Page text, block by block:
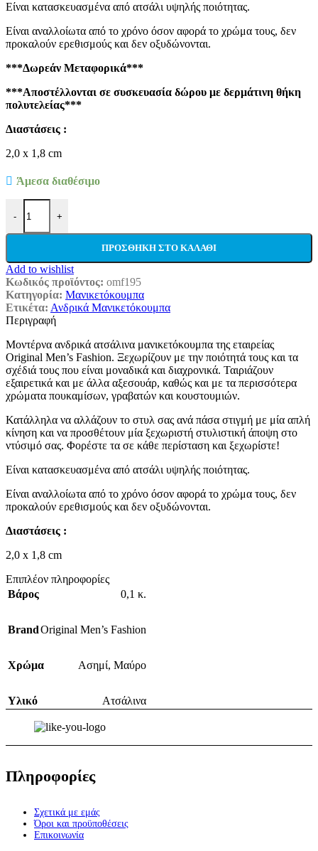
Είναι κατασκευασμένα από ατσάλι υψηλής ποιότητας.
Είναι αναλλοίωτα από το χρόνο όσον αφορά το χρώμα τους, δεν
προκαλούν ερεθισμούς και δεν οξυδώνονται.
***Δωρεάν Μεταφορικά***
***Αποστέλλονται σε συσκευασία δώρου με δερμάτινη θήκη
πολυτελείας***
Διαστάσεις :
2,0 x 1,8 cm
Άμεσα διαθέσιμο
-
Ανδρικά Μανικετόκουμπα Original Mens Fashion Από Ατσάλι Σε
+
ΠΡΟΣΘΉΚΗ ΣΤΟ ΚΑΛΆΘΙ
Add to wishlist
Κωδικός προϊόντος: omf195
Κατηγορία: Μανικετόκουμπα
Ετικέτα: Ανδρικά Μανικετόκουμπα
Περιγραφή
Μοντέρνα ανδρικά ατσάλινα μανικετόκουμπα της εταιρείας
Original Men’s Fashion. Ξεχωρίζουν με την ποιότητά τους και τα
σχέδιά τους που είναι μοναδικά και διαχρονικά. Ταιριάζουν
εξαιρετικά και με άλλα αξεσουάρ, καθώς και με τα περισσότερα
χρώματα πουκαμίσων, γραβατών και κουστουμιών.
Κατάλληλα να αλλάζουν το στυλ σας ανά πάσα στιγμή με μία απλή
κίνηση και να προσθέτουν μία ξεχωριστή στυλιστική άποψη στο
ντύσιμό σας. Φορέστε τα σε κάθε περίσταση και ξεχωρίστε!
Είναι κατασκευασμένα από ατσάλι υψηλής ποιότητας.
Είναι αναλλοίωτα από το χρόνο όσον αφορά το χρώμα τους, δεν
προκαλούν ερεθισμούς και δεν οξυδώνονται.
Διαστάσεις :
2,0 x 1,8 cm
Επιπλέον πληροφορίες
Βάρος
0,1 κ.
BrandOriginal Men’s Fashion
Χρώμα Ασημί, Μαύρο
Υλικό Ατσάλινα
Πληροφορίες
Σχετικά με εμάς
Όροι και προϋποθέσεις
Επικοινωνία